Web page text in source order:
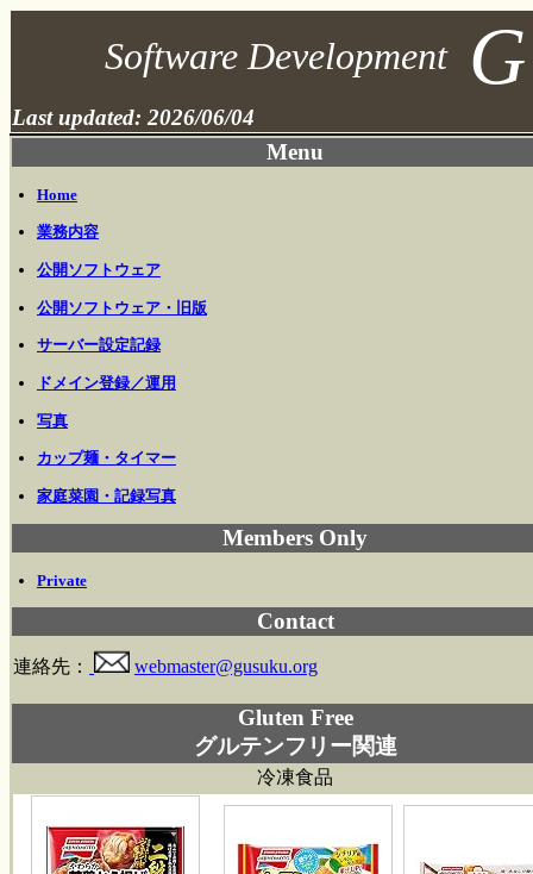
Software Development
Last updated: 2026/06/04
Menu
Home
業務内容
公開ソフトウェア
公開ソフトウェア・旧版
サーバー設定記録
ドメイン登録／運用
写真
カップ麺・タイマー
家庭菜園・記録写真
Members Only
Private
Contact
連絡先： webmaster@gusuku.org
Gluten Free
グルテンフリー関連
冷凍食品